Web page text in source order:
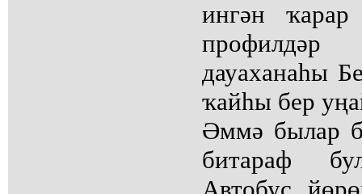
ингән
дауаханаһы
ҡайһы бер
Әммә былар
битараф